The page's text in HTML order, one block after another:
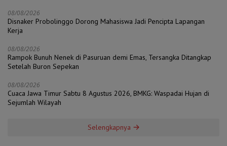
08/08/2026
Disnaker Probolinggo Dorong Mahasiswa Jadi Pencipta Lapangan
Kerja
08/08/2026
Rampok Bunuh Nenek di Pasuruan demi Emas, Tersangka Ditangkap
Setelah Buron Sepekan
08/08/2026
Cuaca Jawa Timur Sabtu 8 Agustus 2026, BMKG: Waspadai Hujan di
Sejumlah Wilayah
Selengkapnya